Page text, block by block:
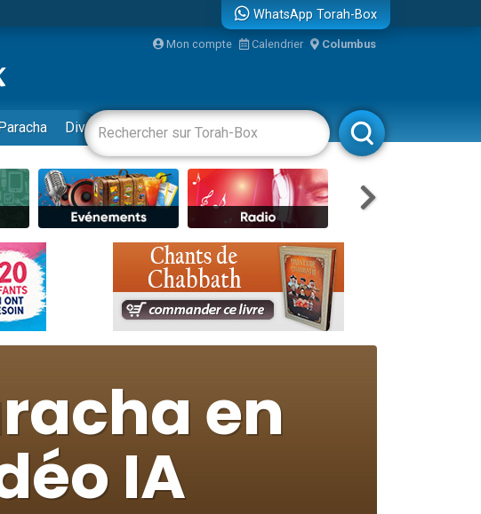
insalubre
Hamazone à travers le temps
WhatsApp Torah-Box
Mon compte Calendrier Columbus
Divertissements Livres Rabbanim